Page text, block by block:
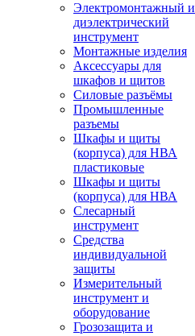
Электромонтажный и
диэлектрический
инструмент
Монтажные изделия
Аксессуары для
шкафов и щитов
Силовые разъёмы
Промышленные
разъемы
Шкафы и щиты
(корпуса) для НВА
пластиковые
Шкафы и щиты
(корпуса) для НВА
Слесарный
инструмент
Средства
индивидуальной
защиты
Измерительный
инструмент и
оборудование
Грозозащита и